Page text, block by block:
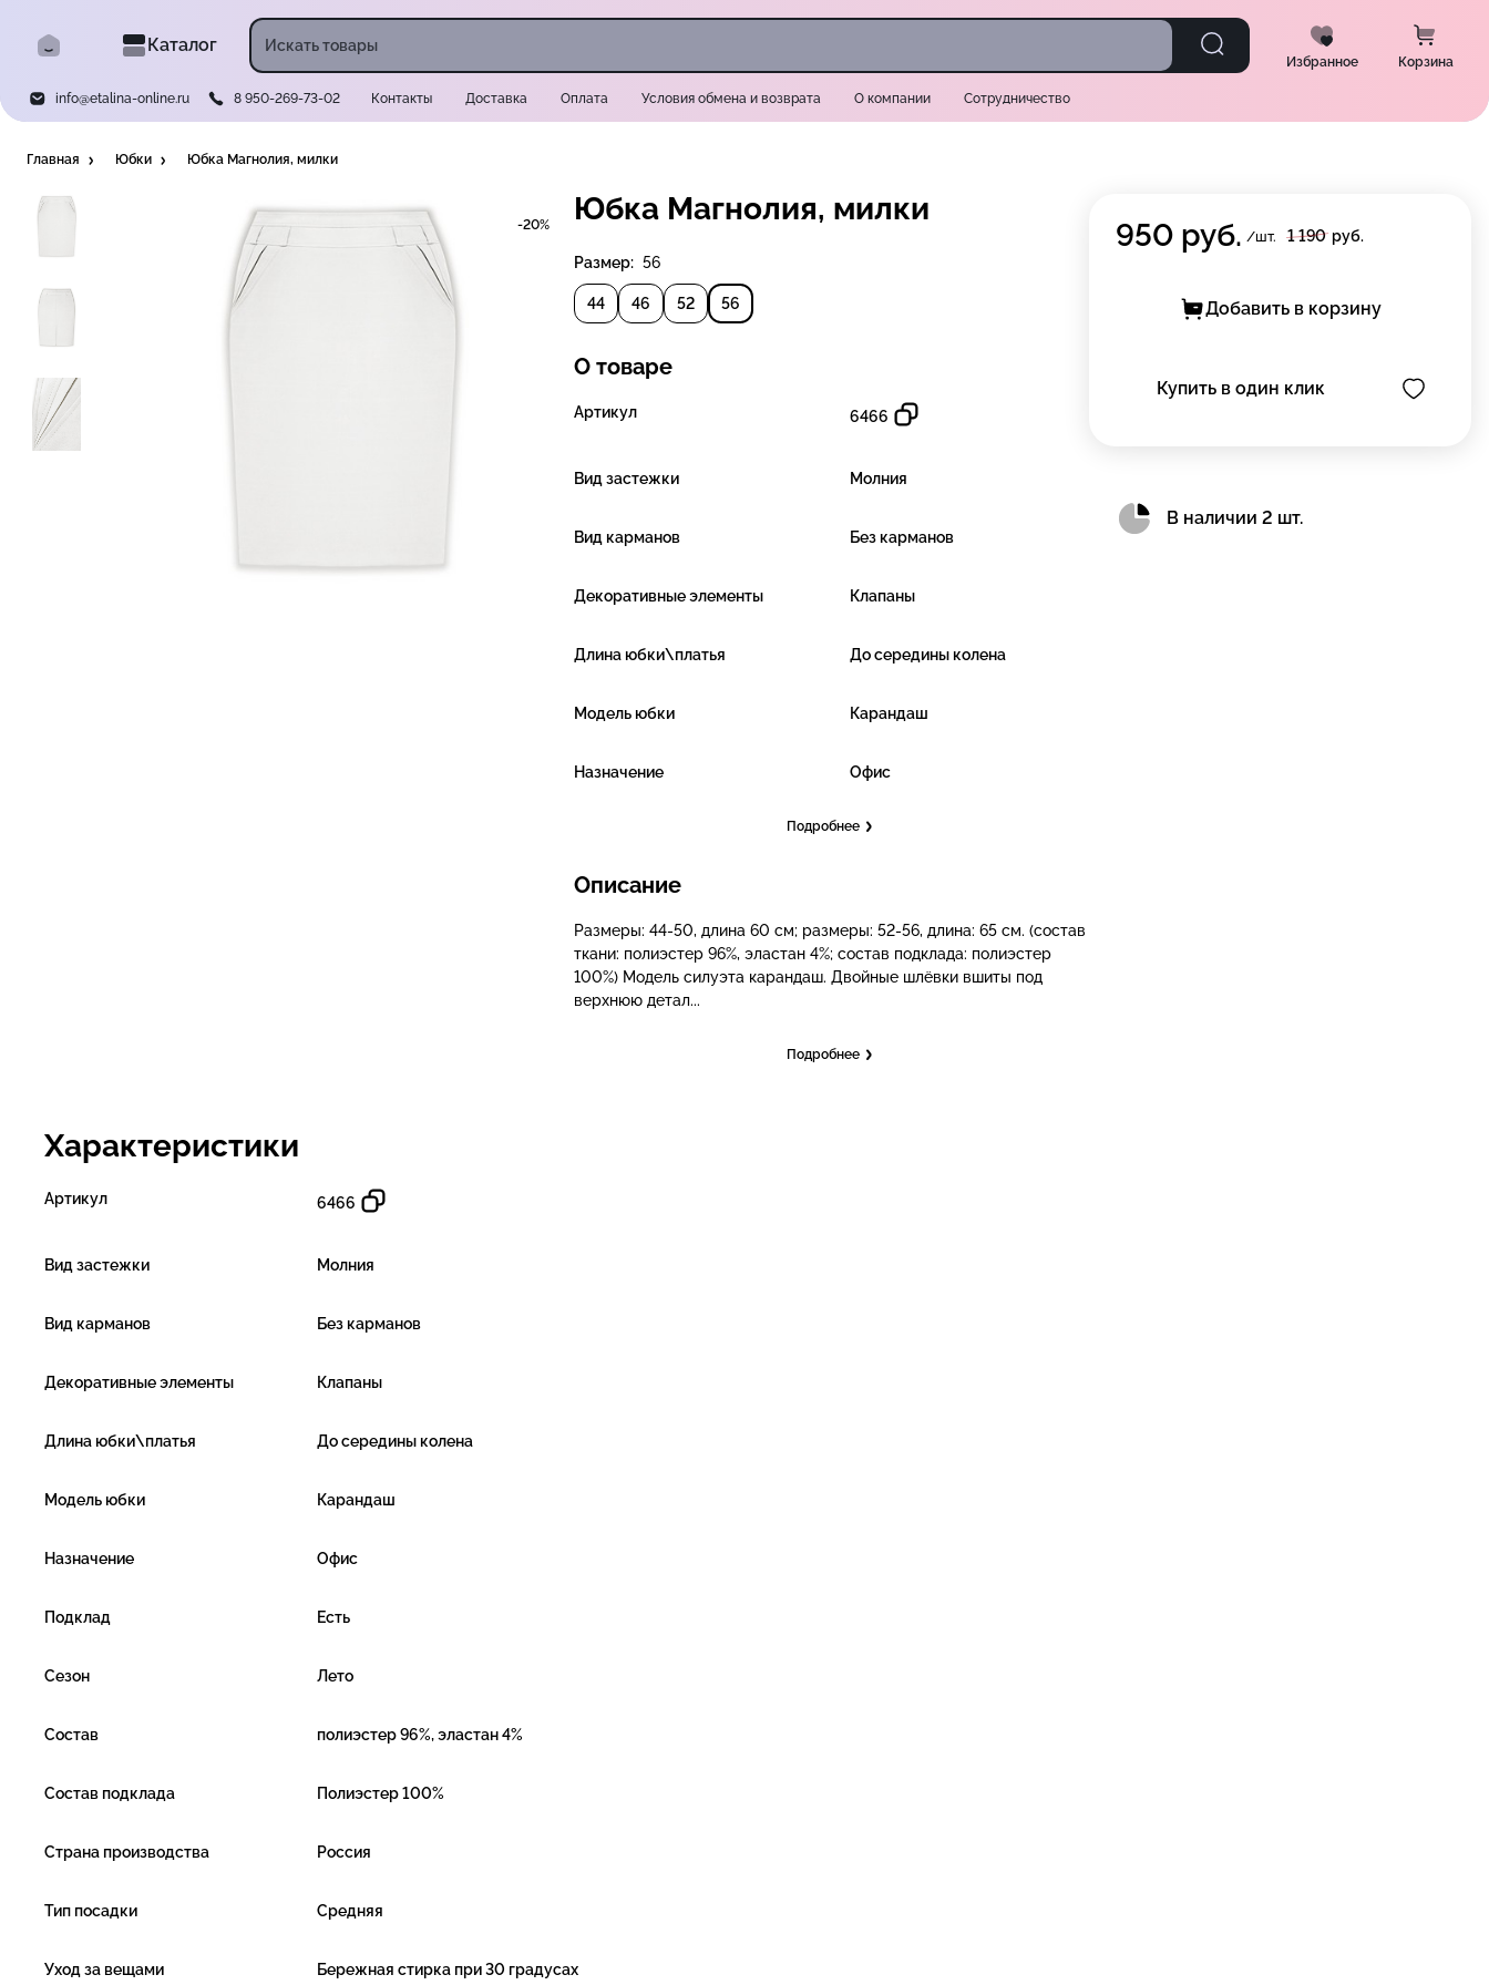
Каталог
Избранное Корзина
info@etalina-online.ru 8 950-269-73-02 Контакты Доставка Оплата Условия обмена и возврата О компании Сотрудничество
Главная Юбки Юбка Магнолия, милки
-20% Юбка Магнолия, милки
Размер: 56
44 46 52 56
О товаре
Артикул 6466
Вид застежки Молния
Вид карманов Без карманов
Декоративные элементы Клапаны
Длина юбки\платья До середины колена
Модель юбки Карандаш
Назначение Офис
Подробнее
Описание
Размеры: 44-50, длина 60 см; размеры: 52-56, длина: 65 см. (состав
ткани: полиэстер 96%, эластан 4%; состав подклада: полиэстер
100%) Модель силуэта карандаш. Двойные шлёвки вшиты под
верхнюю детал...
Подробнее
Характеристики
Артикул 6466
Вид застежки Молния
Вид карманов Без карманов
Декоративные элементы Клапаны
Длина юбки\платья До середины колена
Модель юбки Карандаш
Назначение Офис
Подклад Есть
Сезон Лето
Состав полиэстер 96%, эластан 4%
Состав подклада Полиэстер 100%
Страна производства Россия
Тип посадки Средняя
Уход за вещами Бережная стирка при 30 градусах
950 руб. /шт. 1 190 руб.
Добавить в корзину
Купить в один клик
В наличии 2 шт.